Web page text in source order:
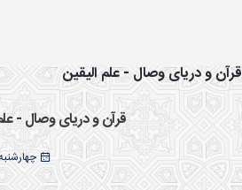
موضوعی - سایت استاد
و دریای وصال - علم الیقین
قرآن و دریای وصال - علم
چهارشنبه 03 اسفند 1401